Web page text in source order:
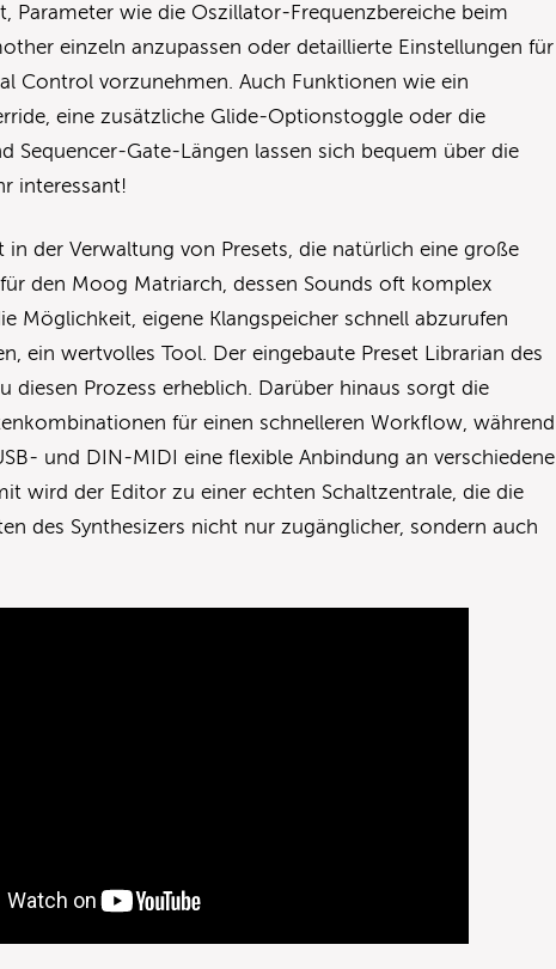
Parameter wie die Oszillator-Frequenzbereiche beim
einzeln anzupassen oder detaillierte Einstellungen für
Control vorzunehmen. Auch Funktionen wie ein
eine zusätzliche Glide-Optionstoggle oder die
Sequencer-Gate-Längen lassen sich bequem über die
interessant!
in der Verwaltung von Presets, die natürlich eine große
den Moog Matriarch, dessen Sounds oft komplex
Möglichkeit, eigene Klangspeicher schnell abzurufen
ein wertvolles Tool. Der eingebaute Preset Librarian des
diesen Prozess erheblich. Darüber hinaus sorgt die
für einen schnelleren Workflow, während
und DIN-MIDI eine flexible Anbindung an verschiedene
wird der Editor zu einer echten Schaltzentrale, die die
des Synthesizers nicht nur zugänglicher, sondern auch